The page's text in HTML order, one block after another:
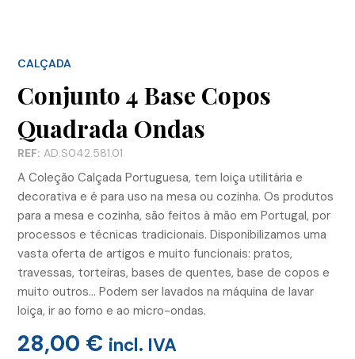
CALÇADA
Conjunto 4 Base Copos
Quadrada Ondas
REF: AD.S042.581.01
A Coleção Calçada Portuguesa, tem loiça utilitária e
decorativa e é para uso na mesa ou cozinha. Os produtos
para a mesa e cozinha, são feitos à mão em Portugal, por
processos e técnicas tradicionais. Disponibilizamos uma
vasta oferta de artigos e muito funcionais: pratos,
travessas, torteiras, bases de quentes, base de copos e
muito outros… Podem ser lavados na máquina de lavar
loiça, ir ao forno e ao micro-ondas.
28,00 € incl. IVA